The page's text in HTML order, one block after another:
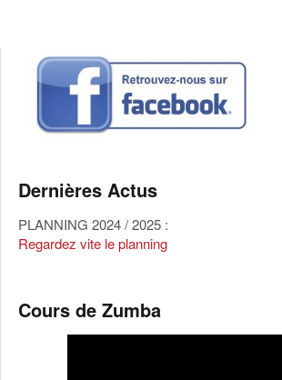
Dernières Actus
PLANNING 2024 / 2025 :
Regardez vite le planning
Cours de Zumba